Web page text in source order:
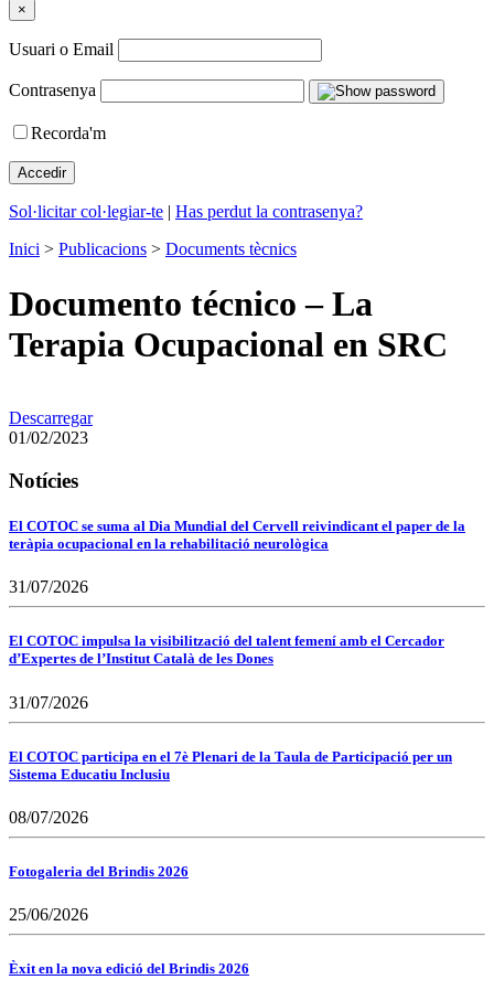
×
Usuari o Email
Contrasenya
Recorda'm
Sol·licitar col·legiar-te | Has perdut la contrasenya?
Inici > Publicacions > Documents tècnics
Documento técnico – La
Terapia Ocupacional en SRC
Descarregar
01/02/2023
Notícies
El COTOC se suma al Dia Mundial del Cervell reivindicant el paper de la
teràpia ocupacional en la rehabilitació neurològica
31/07/2026
El COTOC impulsa la visibilització del talent femení amb el Cercador
d’Expertes de l’Institut Català de les Dones
31/07/2026
El COTOC participa en el 7è Plenari de la Taula de Participació per un
Sistema Educatiu Inclusiu
08/07/2026
Fotogaleria del Brindis 2026
25/06/2026
Èxit en la nova edició del Brindis 2026